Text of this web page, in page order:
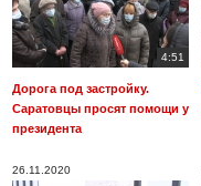
4:51
Дорога под застройку.
Саратовцы просят помощи у
президента
26.11.2020